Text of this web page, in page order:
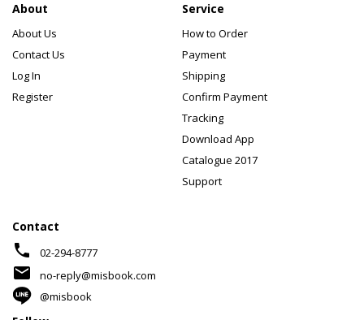
About
About Us
Contact Us
Log In
Register
Service
How to Order
Payment
Shipping
Confirm Payment
Tracking
Download App
Catalogue 2017
Support
Contact
phone 02-294-8777
mail
no-reply@misbook.com
@misbook